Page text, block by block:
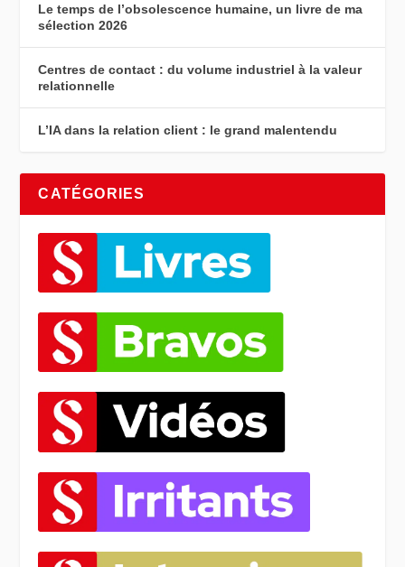
Le temps de l’obsolescence humaine, un livre de ma
sélection 2026
Centres de contact : du volume industriel à la valeur
relationnelle
L’IA dans la relation client : le grand malentendu
CATÉGORIES